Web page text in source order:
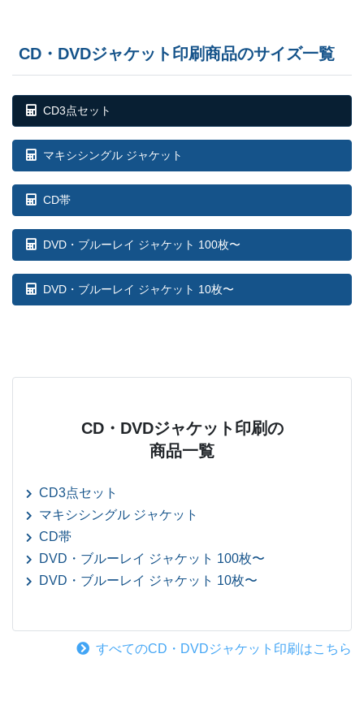
CD・DVDジャケット印刷商品のサイズ一覧
CD3点セット
マキシシングル ジャケット
CD帯
DVD・ブルーレイ ジャケット 100枚〜
DVD・ブルーレイ ジャケット 10枚〜
CD・DVDジャケット印刷の
商品一覧
CD3点セット
マキシシングル ジャケット
CD帯
DVD・ブルーレイ ジャケット 100枚〜
DVD・ブルーレイ ジャケット 10枚〜
すべてのCD・DVDジャケット印刷はこちら